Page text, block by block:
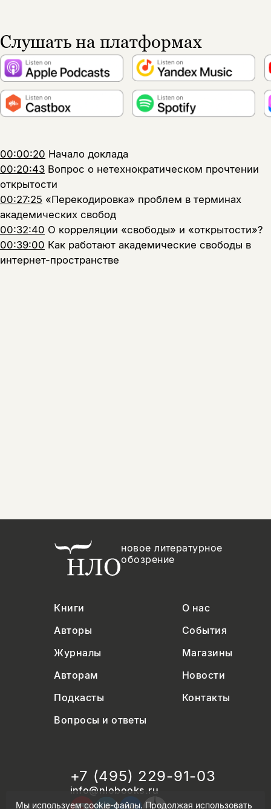
Слушать на платформах
00:00:20 Начало доклада
00:20:43 Вопрос о нетехнократическом прочтении
открытости
00:27:25 «Перекодировка» проблем в терминах
академических свобод
00:32:40 О корреляции «свободы» и «открытости»?
00:39:00 Как работают академические свободы в
интернет-пространстве
новое литературное
обозрение
Книги
О нас
Авторы
События
Журналы
Магазины
Авторам
Новости
Подкасты
Контакты
Вопросы и ответы
+7 (495) 229-91-03
info@nlobooks.ru
Мы используем cookie-файлы. Продолжая использовать